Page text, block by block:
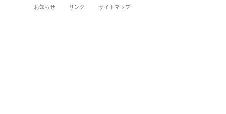
お知らせ リンク サイトマップ